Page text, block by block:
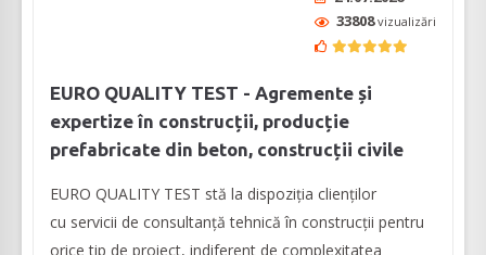
33808vizualizări
EURO QUALITY TEST - Agremente și
expertize în construcții, producție
prefabricate din beton, construcții civile
EURO QUALITY TEST stă la dispoziția clienților
cu servicii de consultanță tehnică în construcții pentru
orice tip de proiect, indiferent de complexitatea